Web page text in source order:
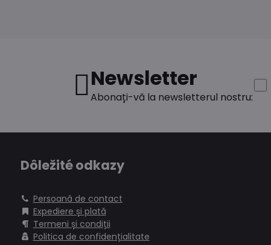
Newsletter
Abonați-vă la newsletterul nostru:
Dôležité odkazy
Persoană de contact
Expediere și plată
Termeni și condiții
Politica de confidențialitate